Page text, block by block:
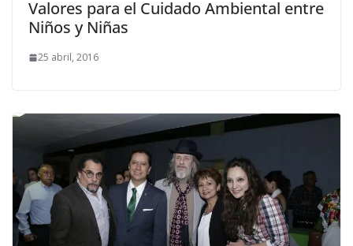
Valores para el Cuidado Ambiental entre
Niños y Niñas
25 abril, 2016